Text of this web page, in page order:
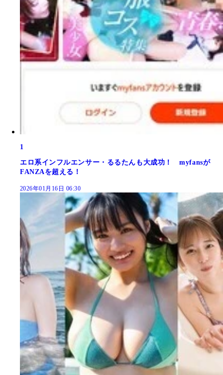
1
エロ系インフルエンサー・るるたんも大成功！ myfansが
FANZAを超える！
2026年01月16日 06:30